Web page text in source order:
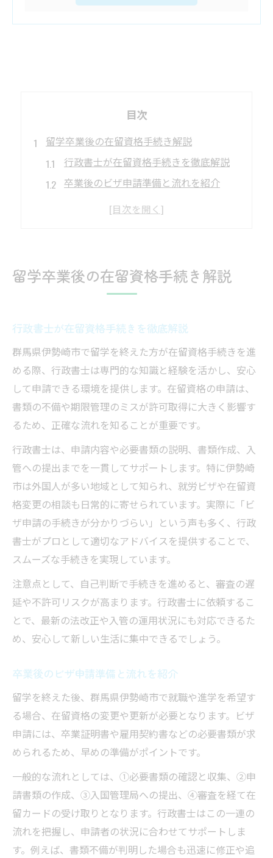
目次
留学卒業後の在留資格手続き解説
行政書士が在留資格手続きを徹底解説
卒業後のビザ申請準備と流れを紹介
行政書士による必要書類サポートの実際
在留資格変更に行政書士が強い理由
行政書士が在留資格変更で頼れる理由
行政書士の経験が生きる具体的事例
在留資格変更と行政書士の信頼性
相談時に行政書士へ伝えるべき情報
安心できる行政書士の選び方とは
行政書士選びで重視すべきポイント解説
信頼できる行政書士のチェック方法
ピンクカード保有の行政書士が安心な訳
口コミや相談実績から選ぶ行政書士
行政書士への依頼前に確認したい事項
卒業後に必要な手続きを知るポイント
行政書士が教える卒業後の手続き一覧
在留資格変更で注意すべきポイント
ビザ申請時に行政書士ができること
必要書類の準備は行政書士に相談を
卒業後に役立つ行政書士サービス活用法
行政書士報酬相場や費用の目安を解説
報酬相場を知って賢く依頼する方法
手続き内容で変わる行政書士費用の実態
依頼時に確認したい費用ポイント
行政書士費用の内訳と相場の目安
行政書士申請代行のメリットを解説
手間を減らす行政書士活用の利点
在留資格申請を行政書士に頼む安心感
ミス防止に強い行政書士のサポート力
留学卒業後の在留資格手続き解説
行政書士が在留資格手続きを徹底解説
群馬県伊勢崎市で留学を終えた方が在留資格手続きを進
める際、行政書士は専門的な知識と経験を活かし、安心
して申請できる環境を提供します。在留資格の申請は、
書類の不備や期限管理のミスが許可取得に大きく影響す
るため、正確な流れを知ることが重要です。
行政書士は、申請内容や必要書類の説明、書類作成、入
管への提出までを一貫してサポートします。特に伊勢崎
市は外国人が多い地域として知られ、就労ビザや在留資
格変更の相談も日常的に寄せられています。実際に「ビ
ザ申請の手続きが分かりづらい」という声も多く、行政
書士がプロとして適切なアドバイスを提供することで、
スムーズな手続きを実現しています。
注意点として、自己判断で手続きを進めると、審査の遅
延や不許可リスクが高まります。行政書士に依頼するこ
とで、最新の法改正や入管の運用状況にも対応できるた
め、安心して新しい生活に集中できるでしょう。
卒業後のビザ申請準備と流れを紹介
留学を終えた後、群馬県伊勢崎市で就職や進学を希望す
る場合、在留資格の変更や更新が必要となります。ビザ
申請には、卒業証明書や雇用契約書などの必要書類が求
められるため、早めの準備がポイントです。
一般的な流れとしては、①必要書類の確認と収集、②申
請書類の作成、③入国管理局への提出、④審査を経て在
留カードの受け取りとなります。行政書士はこの一連の
流れを把握し、申請者の状況に合わせてサポートしま
す。例えば、書類不備が判明した場合も迅速に修正や追